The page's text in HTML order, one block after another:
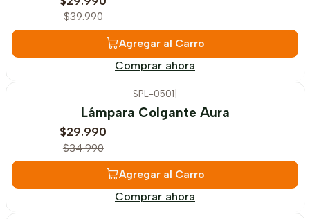
$39.990
Agregar al Carro
Comprar ahora
SPL-0501
Lámpara Colgante Aura
$29.990
$34.990
Agregar al Carro
Comprar ahora